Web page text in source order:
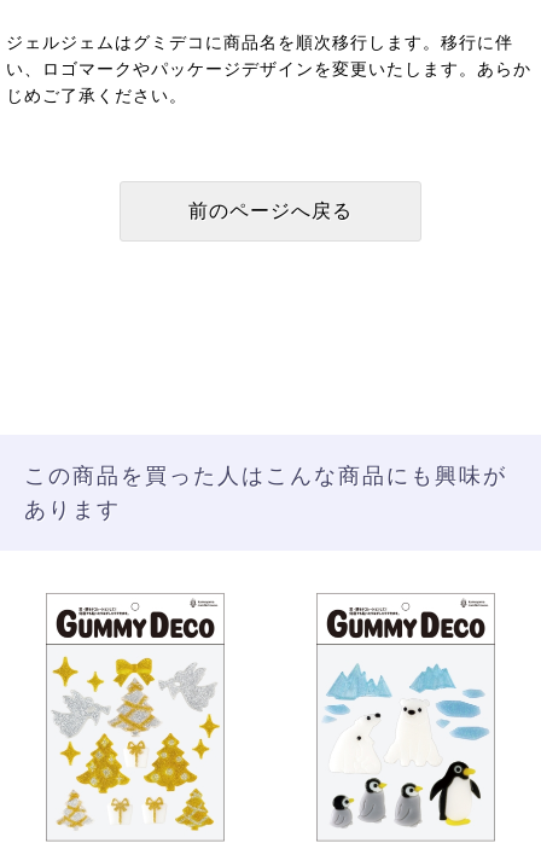
ジェルジェムはグミデコに商品名を順次移行します。移行に伴
い、ロゴマークやパッケージデザインを変更いたします。あらか
じめご了承ください。
この商品を買った人はこんな商品にも興味が
あります